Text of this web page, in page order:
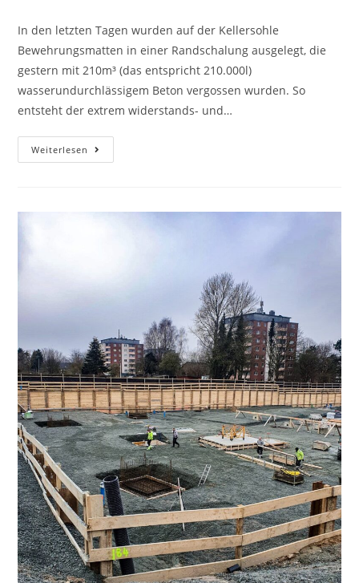
In den letzten Tagen wurden auf der Kellersohle
Bewehrungsmatten in einer Randschalung ausgelegt, die
gestern mit 210m³ (das entspricht 210.000l)
wasserundurchlässigem Beton vergossen wurden. So
entsteht der extrem widerstands- und…
Weiterlesen